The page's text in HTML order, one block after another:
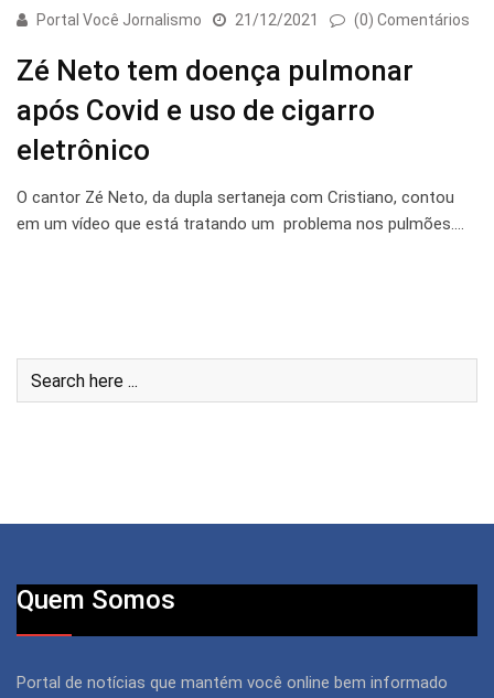
Portal Você Jornalismo 21/12/2021 (0) Comentários
Zé Neto tem doença pulmonar
após Covid e uso de cigarro
eletrônico
O cantor Zé Neto, da dupla sertaneja com Cristiano, contou
em um vídeo que está tratando um problema nos pulmões.…
Quem Somos
Portal de notícias que mantém você online bem informado